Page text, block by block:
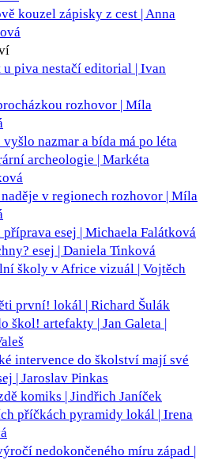
kouzel zápisky z cest | Anna
u piva nestačí editorial | Ivan
rozhovor | Míla
nazmar a bída má po léta
archeologie | Markéta
v regionech rozhovor | Míla
příprava esej | Michaela Falátková
esej | Daniela Tinková
školy v Africe vizuál | Vojtěch
první! lokál | Richard Šulák
škol! artefakty | Jan Galeta |
intervence do školství mají své
| Jaroslav Pinkas
komiks | Jindřich Janíček
příčkách pyramidy lokál | Irena
nedokončeného míru západ |